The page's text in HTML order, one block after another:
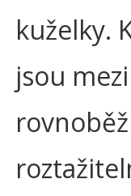
kuželky.
jsou